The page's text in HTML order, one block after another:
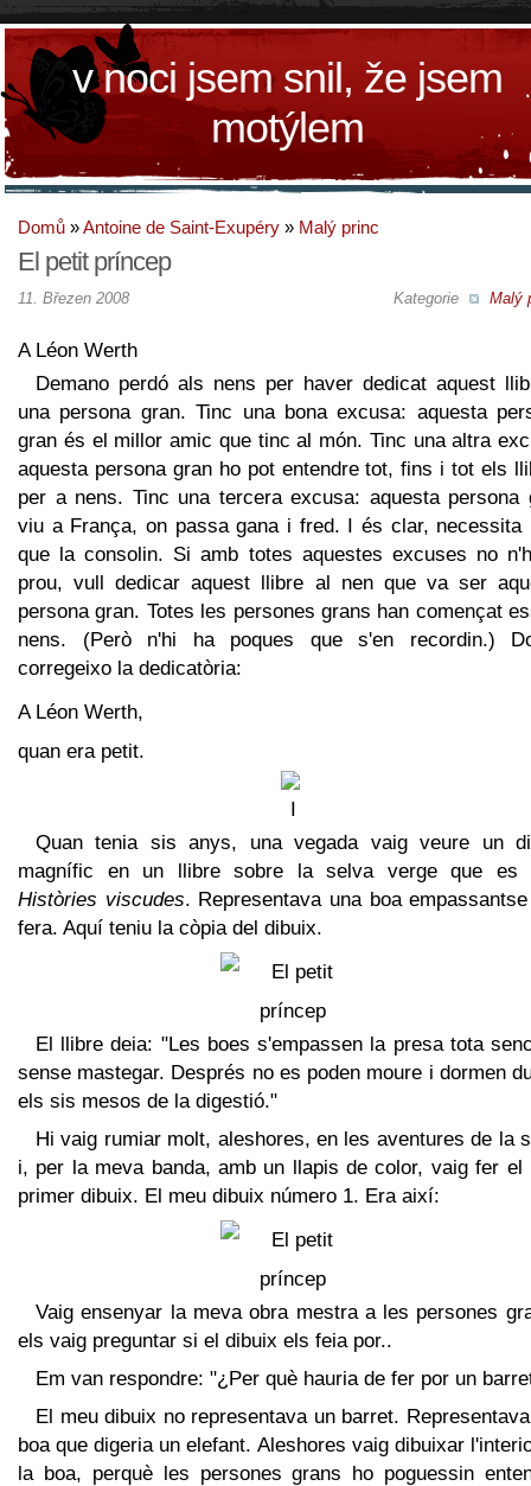
v noci jsem snil, že jsem
motýlem
Domů »Antoine de Saint-Exupéry » Malý princ
El petit príncep
Kategorie Malý
11. Březen 2008
A Léon Werth
Demano perdó als nens per haver dedicat aquest
una persona gran. Tinc una bona excusa: aquesta
gran és el millor amic que tinc al món. Tinc una altra
aquesta persona gran ho pot entendre tot, fins i tot els
per a nens. Tinc una tercera excusa: aquesta persona
viu a França, on passa gana i fred. I és clar, necessita
que la consolin. Si amb totes aquestes excuses no
prou, vull dedicar aquest llibre al nen que va ser
persona gran. Totes les persones grans han començat
nens. (Però n'hi ha poques que s'en recordin.)
corregeixo la dedicatòria:
A Léon Werth,
quan era petit.
Quan tenia sis anys, una vegada vaig veure un
magnífic en un llibre sobre la selva verge que es
Històries viscudes. Representava una boa
fera. Aquí teniu la còpia del dibuix.
El llibre deia: "Les boes s'empassen la presa tota
sense mastegar. Després no es poden moure i dormen
els sis mesos de la digestió."
Hi vaig rumiar molt, aleshores, en les aventures de la
i, per la meva banda, amb un llapis de color, vaig fer el
primer dibuix. El meu dibuix número 1. Era així:
Vaig ensenyar la meva obra mestra a les persones
els vaig preguntar si el dibuix els feia por..
Em van respondre: "¿Per què hauria de fer por un
El meu dibuix no representava un barret.
boa que digeria un elefant. Aleshores vaig dibuixar
la boa, perquè les persones grans ho poguessin